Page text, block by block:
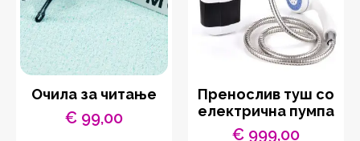
Очила за читање
€ 99,00
Пренослив туш со
електрична пумпа
€ 999,00